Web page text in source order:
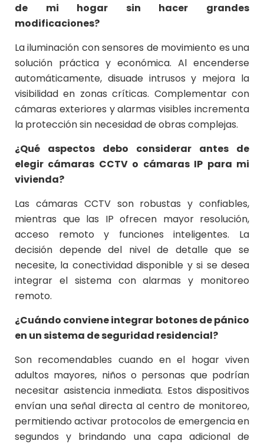
de mi hogar sin hacer grandes
modificaciones?
La iluminación con sensores de movimiento es una
solución práctica y económica. Al encenderse
automáticamente, disuade intrusos y mejora la
visibilidad en zonas críticas. Complementar con
cámaras exteriores y alarmas visibles incrementa
la protección sin necesidad de obras complejas.
¿Qué aspectos debo considerar antes de
elegir cámaras CCTV o cámaras IP para mi
vivienda?
Las cámaras CCTV son robustas y confiables,
mientras que las IP ofrecen mayor resolución,
acceso remoto y funciones inteligentes. La
decisión depende del nivel de detalle que se
necesite, la conectividad disponible y si se desea
integrar el sistema con alarmas y monitoreo
remoto.
¿Cuándo conviene integrar botones de pánico
en un sistema de seguridad residencial?
Son recomendables cuando en el hogar viven
adultos mayores, niños o personas que podrían
necesitar asistencia inmediata. Estos dispositivos
envían una señal directa al centro de monitoreo,
permitiendo activar protocolos de emergencia en
segundos y brindando una capa adicional de